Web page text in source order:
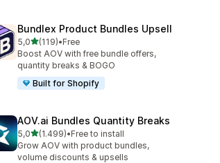
Bundlex Product Bundles Upsell
5,0de 5 estrelas
(119)
119 total de avaliações
•Free
Boost AOV with free bundle offers,
quantity breaks & BOGO
Built for Shopify
AOV.ai Bundles Quantity Breaks
5,0de 5 estrelas
(1.499)
1499 total de avaliações
•Free to install
Grow AOV with product bundles,
volume discounts & upsells